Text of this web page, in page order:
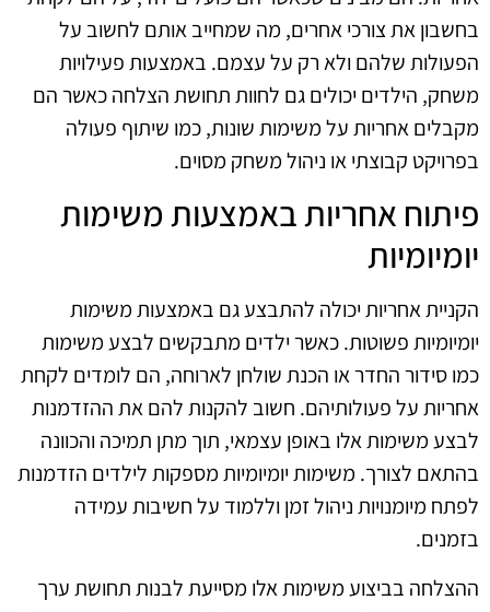
בחשבון את צורכי אחרים, מה שמחייב אותם לחשוב על
הפעולות שלהם ולא רק על עצמם. באמצעות פעילויות
משחק, הילדים יכולים גם לחוות תחושת הצלחה כאשר הם
מקבלים אחריות על משימות שונות, כמו שיתוף פעולה
בפרויקט קבוצתי או ניהול משחק מסוים.
פיתוח אחריות באמצעות משימות
יומיומיות
הקניית אחריות יכולה להתבצע גם באמצעות משימות
יומיומיות פשוטות. כאשר ילדים מתבקשים לבצע משימות
כמו סידור החדר או הכנת שולחן לארוחה, הם לומדים לקחת
אחריות על פעולותיהם. חשוב להקנות להם את ההזדמנות
לבצע משימות אלו באופן עצמאי, תוך מתן תמיכה והכוונה
בהתאם לצורך. משימות יומיומיות מספקות לילדים הזדמנות
לפתח מיומנויות ניהול זמן וללמוד על חשיבות עמידה
בזמנים.
ההצלחה בביצוע משימות אלו מסייעת לבנות תחושת ערך